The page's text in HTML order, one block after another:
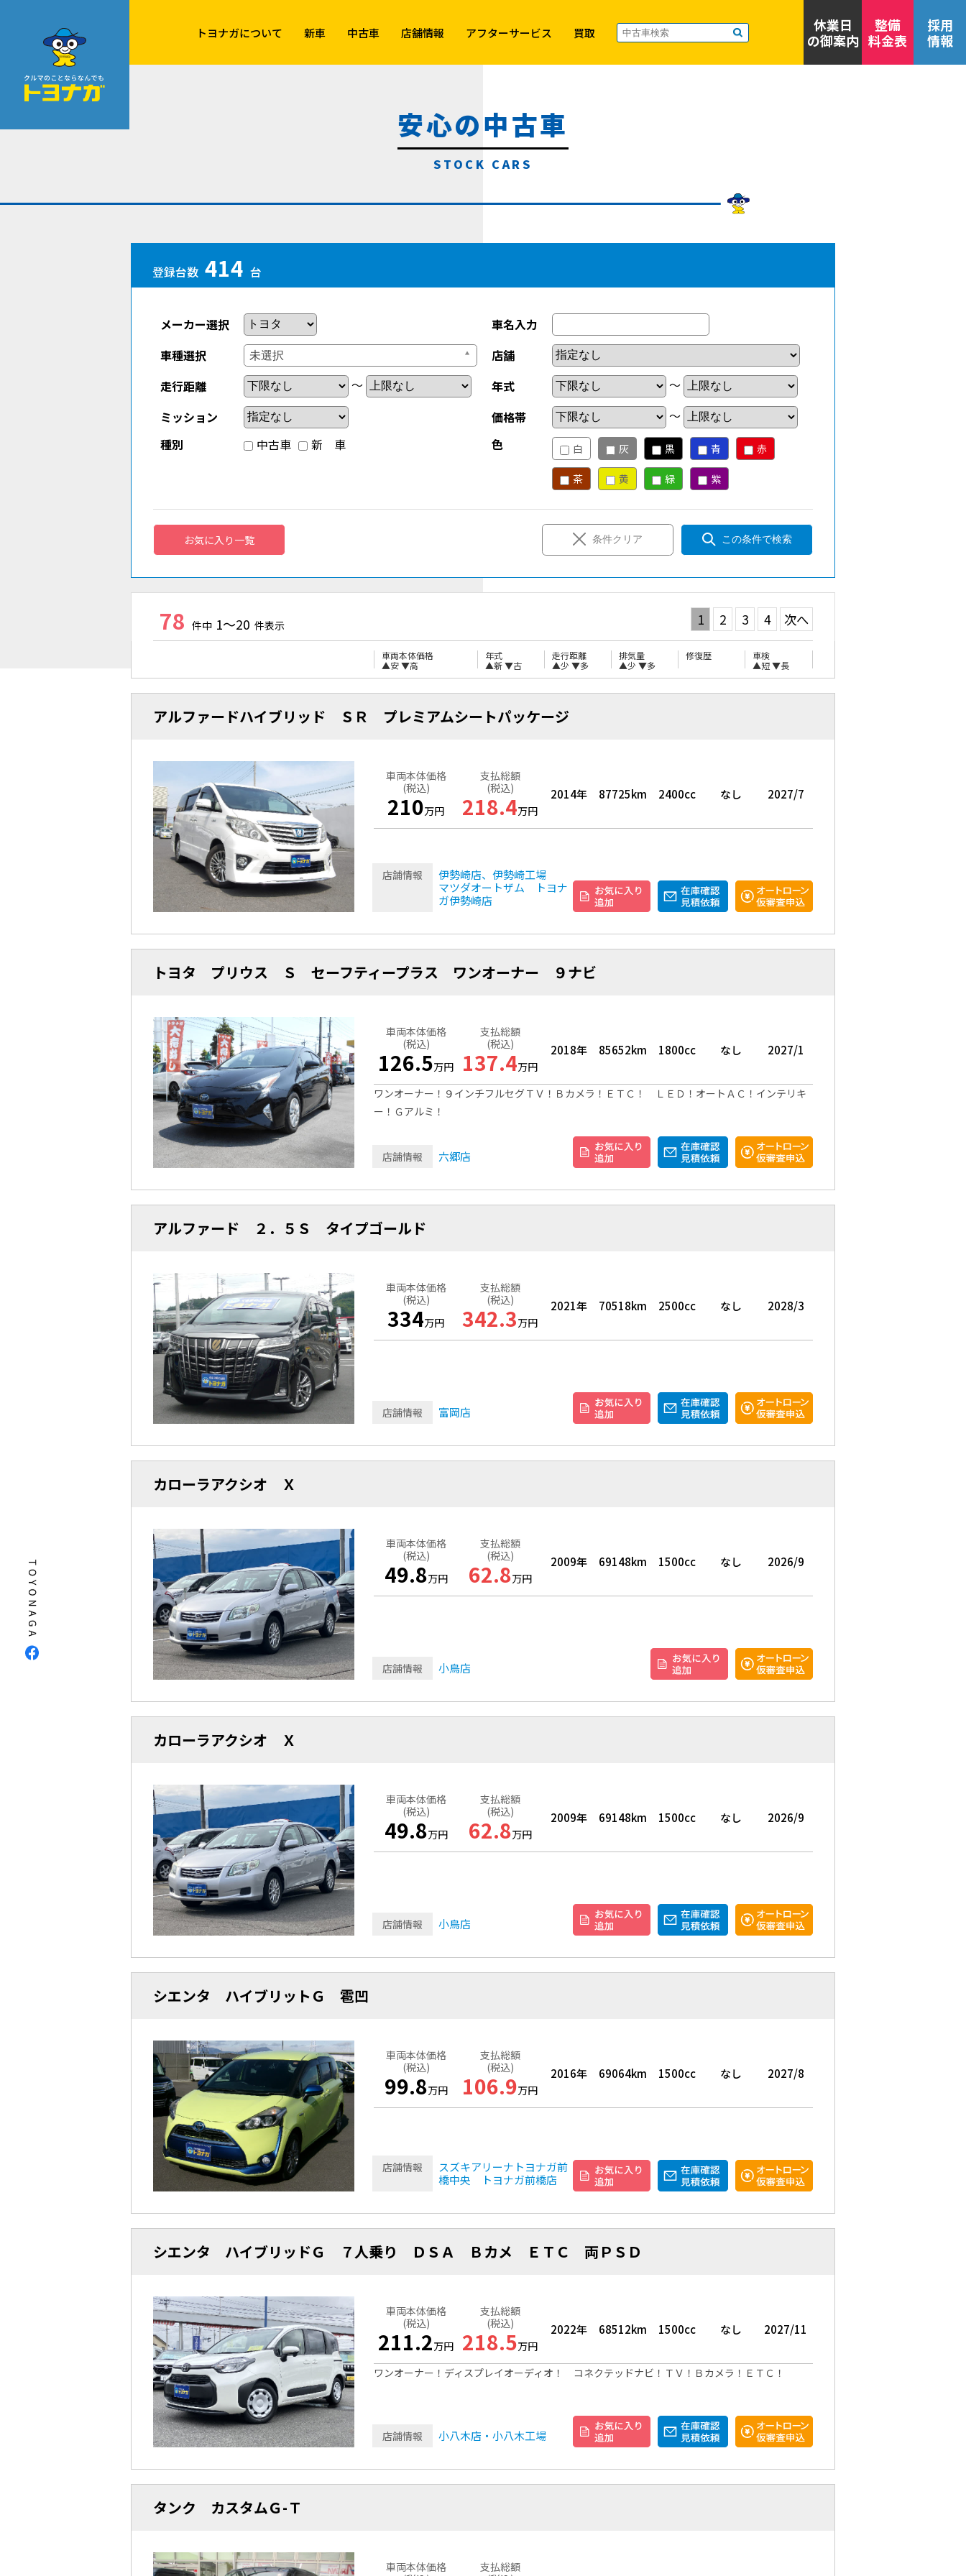
トヨナガについて 新車 中古車 店舗情報 アフターサービス 買取
休業日
の御案内
整備
料金表
採用
情報
安心の中古車
登録台数 414 台
メーカー選択
車名入力
車種選択
店舗
走行距離
～ 年式
～
ミッション
価格帯
～
種別
中古車 新 車 色 白 灰 黒 青 赤
茶 黄 緑 紫
条件クリア この条件で検索
お気に入り一覧
78 件中 1～20 件表示 1 2 3 4 次へ
車両本体価格
▲安▼高
年式
▲新▼古
走行距離
▲少 ▼多
排気量
▲少 ▼多
修復歴
車検
▲短▼長
アルファードハイブリッド ＳＲ プレミアムシートパッケージ
車両本体価格
(税込)
210万円
支払総額
(税込)
218.4万円
2014年 87725km 2400cc なし 2027/7
店舗情報
伊勢崎店、伊勢崎工場
マツダオートザム トヨナ
ガ伊勢崎店
トヨタ プリウス Ｓ セーフティープラス ワンオーナー ９ナビ
車両本体価格
(税込)
126.5万円
支払総額
(税込)
137.4万円
2018年 85652km 1800cc なし 2027/1
ワンオーナー！９インチフルセグＴＶ！Ｂカメラ！ＥＴＣ！ ＬＥＤ！オートＡＣ！インテリキ
ー！Ｇアルミ！
店舗情報 六郷店
アルファード ２．５Ｓ タイプゴールド
車両本体価格
(税込)
334万円
支払総額
(税込)
342.3万円
2021年 70518km 2500cc なし 2028/3
店舗情報 富岡店
カローラアクシオ Ｘ
車両本体価格
(税込)
49.8万円
支払総額
(税込)
62.8万円
2009年 69148km 1500cc なし 2026/9
店舗情報 小鳥店
カローラアクシオ Ｘ
車両本体価格
(税込)
49.8万円
支払総額
(税込)
62.8万円
2009年 69148km 1500cc なし 2026/9
店舗情報 小鳥店
シエンタ ハイブリットＧ 雹凹
車両本体価格
(税込)
99.8万円
支払総額
(税込)
106.9万円
2016年 69064km 1500cc なし 2027/8
店舗情報
スズキアリーナトヨナガ前
橋中央 トヨナガ前橋店
シエンタ ハイブリッドＧ ７人乗り ＤＳＡ Ｂカメ ＥＴＣ 両ＰＳＤ
車両本体価格
(税込)
211.2万円
支払総額
(税込)
218.5万円
2022年 68512km 1500cc なし 2027/11
ワンオーナー！ディスプレイオーディオ！ コネクテッドナビ！ＴＶ！Ｂカメラ！ＥＴＣ！
店舗情報 小八木店・小八木工場
タンク カスタムＧ-Ｔ
車両本体価格
支払総額